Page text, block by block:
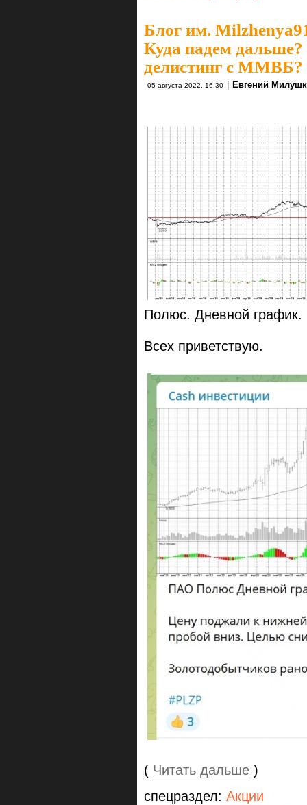
Блог им.
Куда падем
делистинг с ММВБ?
05 августа 2022, 16:30 Евгений
Полюс. Дневной график.
Всех приветствую.
( Читать дальше )
спецраздел: Акции